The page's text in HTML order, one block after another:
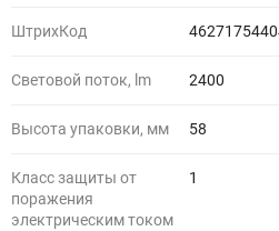
ШтрихКод
Световой поток, lm 2400
Высота упаковки, мм 58
Класс защиты от
поражения
электрическим током
1